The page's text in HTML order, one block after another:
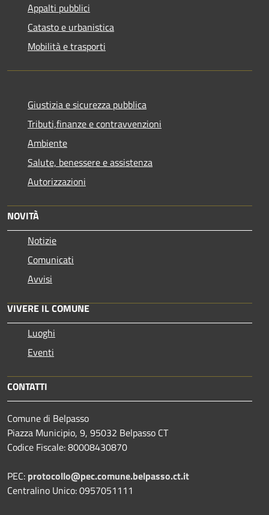
Appalti pubblici
Catasto e urbanistica
Mobilità e trasporti
Giustizia e sicurezza pubblica
Tributi,finanze e contravvenzioni
Ambiente
Salute, benessere e assistenza
Autorizzazioni
NOVITÀ
Notizie
Comunicati
Avvisi
VIVERE IL COMUNE
Luoghi
Eventi
CONTATTI
Comune di Belpasso
Piazza Municipio, 9, 95032 Belpasso CT
Codice Fiscale: 80008430870
PEC: protocollo@pec.comune.belpasso.ct.it
Centralino Unico: 0957051111